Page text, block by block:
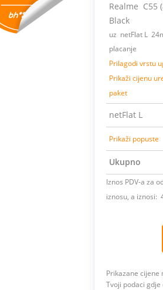
Realme C55
Black
uz netFlat L
placanje
Prilagodi vrstu
Prikaži cijenu
paket
netFlat L
Prikaži popuste
Ukupno
Iznos PDV-a za
iznosu, a iznosi:
Prikazane cijene
Tvoji podaci gdje